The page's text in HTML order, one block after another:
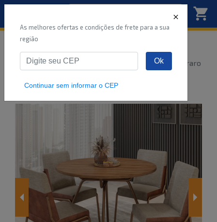
Início Sala de jantar
Móveis
Conjunto Sala de Jantar 4 Cadeiras Verona Carraro
As melhores ofertas e condições de frete para a sua
região
Ok
Continuar sem informar o CEP